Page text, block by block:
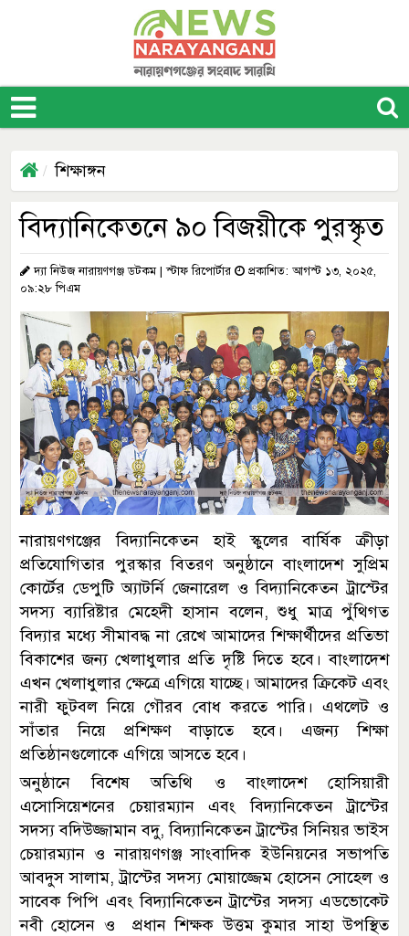
শিক্ষাঙ্গন
বিদ্যানিকেতনে ৯০ বিজয়ীকে পুরস্কৃত
দ্যা নিউজ নারায়ণগঞ্জ ডটকম | স্টাফ রিপোর্টার
প্রকাশিত: আগস্ট ১৩, ২০২৫,
০৯:২৮ পিএম
নারায়ণগঞ্জের বিদ্যানিকেতন হাই স্কুলের বার্ষিক ক্রীড়া
প্রতিযোগিতার পুরস্কার বিতরণ অনুষ্ঠানে বাংলাদেশ সুপ্রিম
কোর্টের ডেপুটি অ্যাটর্নি জেনারেল ও বিদ্যানিকেতন ট্রাস্টের
সদস্য ব্যারিষ্টার মেহেদী হাসান বলেন, শুধু মাত্র পুঁথিগত
বিদ্যার মধ্যে সীমাবদ্ধ না রেখে আমাদের শিক্ষার্থীদের প্রতিভা
বিকাশের জন্য খেলাধুলার প্রতি দৃষ্টি দিতে হবে। বাংলাদেশ
এখন খেলাধুলার ক্ষেত্রে এগিয়ে যাচ্ছে। আমাদের ক্রিকেট এবং
নারী ফুটবল নিয়ে গৌরব বোধ করতে পারি। এথলেট ও
সাঁতার নিয়ে প্রশিক্ষণ বাড়াতে হবে। এজন্য শিক্ষা
প্রতিষ্ঠানগুলোকে এগিয়ে আসতে হবে।
অনুষ্ঠানে বিশেষ অতিথি ও বাংলাদেশ হোসিয়ারী
এসোসিয়েশনের চেয়ারম্যান এবং বিদ্যানিকেতন ট্রাস্টের
সদস্য বদিউজ্জামান বদু, বিদ্যানিকেতন ট্রাস্টের সিনিয়র ভাইস
চেয়ারম্যান ও নারায়ণগঞ্জ সাংবাদিক ইউনিয়নের সভাপতি
আবদুস সালাম, ট্রাস্টের সদস্য মোয়াজ্জেম হোসেন সোহেল ও
সাবেক পিপি এবং বিদ্যানিকেতন ট্রাস্টের সদস্য এডভোকেট
নবী হোসেন ও প্রধান শিক্ষক উত্তম কুমার সাহা উপস্থিত